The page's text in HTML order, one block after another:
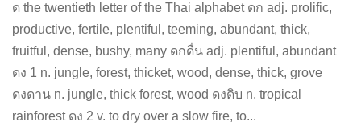
ด the twentieth letter of the Thai alphabet ดก adj. prolific,
productive, fertile, plentiful, teeming, abundant, thick,
fruitful, dense, bushy, many ดกดื่น adj. plentiful, abundant
ดง 1 n. jungle, forest, thicket, wood, dense, thick, grove
ดงดาน n. jungle, thick forest, wood ดงดิบ n. tropical
rainforest ดง 2 v. to dry over a slow fire, to...